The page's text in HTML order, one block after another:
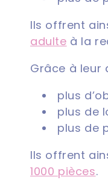
Ils offrent
adulte à la
Grâce à leur
plus
plus de
plus de
Ils offrent
1000 pièces.